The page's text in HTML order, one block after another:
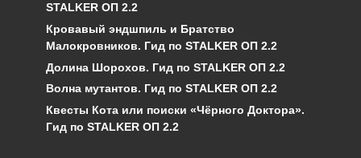
STALKER ОП 2.2
Кровавый эндшпиль и Братство
Малокровников. Гид по STALKER ОП 2.2
Долина Шорохов. Гид по STALKER ОП 2.2
Волна мутантов. Гид по STALKER ОП 2.2
Квесты Кота или поиски «Чёрного Доктора».
Гид по STALKER ОП 2.2